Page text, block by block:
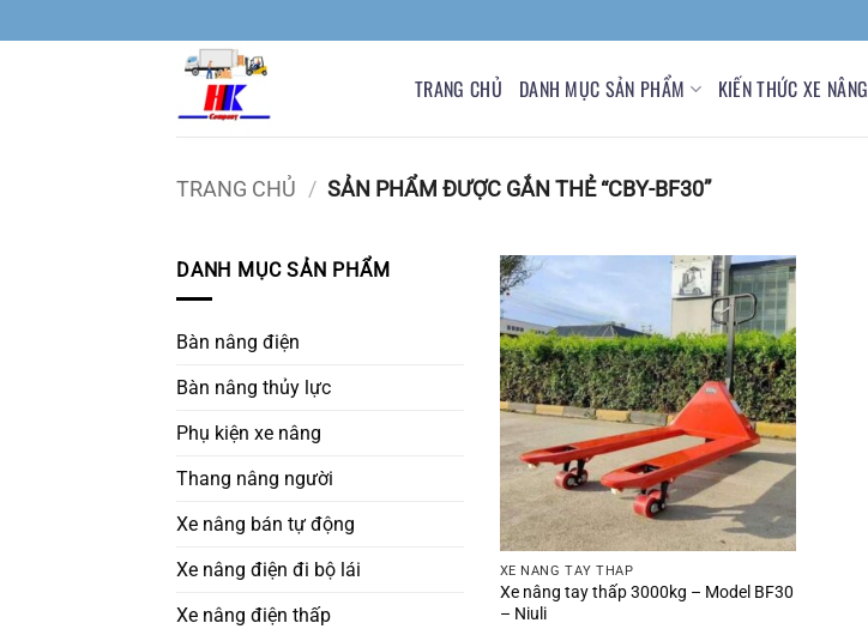
qua
TRANG CHỦ DANH MỤC SẢN PHẨM KIẾN THỨC XE NÂNG
TRANG CHỦ / SẢN PHẨM ĐƯỢC GẮN THẺ “CBY-BF30”
DANH MỤC SẢN PHẨM
Bàn nâng điện
Bàn nâng thủy lực
Phụ kiện xe nâng
Thang nâng người
Xe nâng bán tự động
Xe nâng điện đi bộ lái
Xe nâng điện thấp
XE NÂNG TAY THẤP
Xe nâng tay thấp 3000kg – Model BF30
– Niuli